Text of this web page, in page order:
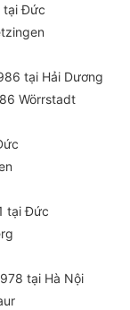
tại Đức
tại Hải Dương
Wörrstadt
tại Đức
tại Hà Nội